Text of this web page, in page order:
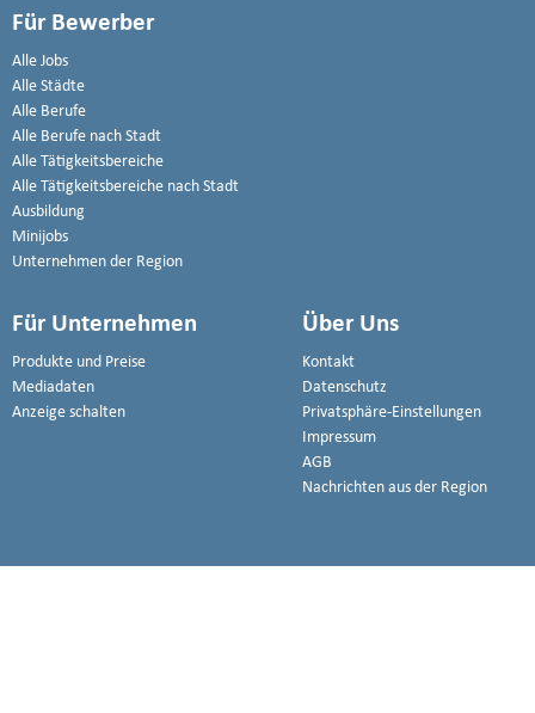
Für Bewerber
Alle Jobs
Alle Städte
Alle Berufe
Alle Berufe nach Stadt
Alle Tätigkeitsbereiche
Alle Tätigkeitsbereiche nach Stadt
Ausbildung
Minijobs
Unternehmen der Region
Für Unternehmen
Produkte und Preise
Mediadaten
Anzeige schalten
Über Uns
Kontakt
Datenschutz
Privatsphäre-Einstellungen
Impressum
AGB
Nachrichten aus der Region